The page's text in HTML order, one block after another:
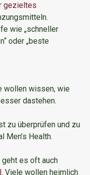
gezieltes
wie „schneller
oder „beste
wollen wissen, wie
dastehen.
zu überprüfen und zu
Men’s Health.
geht es oft auch
. Viele wollen heimlich